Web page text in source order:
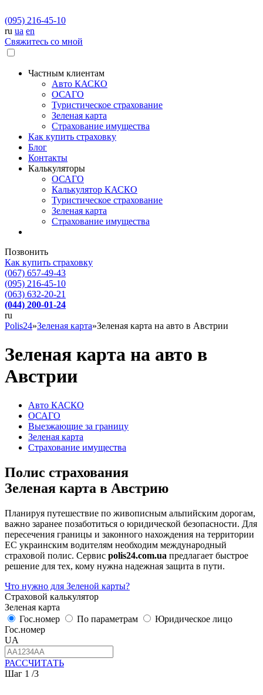
(095) 216-45-10
ru ua en
Свяжитесь со мной
Частным клиентам
Авто КАСКО
OСАГО
Туристическое страхование
Зеленая карта
Страхование имущества
Как купить страховку
Блог
Контакты
Калькуляторы
OСАГО
Калькулятор КАСКО
Туристическое страхование
Зеленая карта
Страхование имущества
Позвонить
Как купить страховку
(067) 657-49-43
(095) 216-45-10
(063) 632-20-21
(044) 200-01-24
ru
Polis24»Зеленая карта»Зеленая карта на авто в Австрии
Зеленая карта на авто в
Австрии
Авто КАСКО
OСАГО
Выезжающие за границу
Зеленая карта
Страхование имущества
Полис страхования
Зеленая карта в Австрию
Планируя путешествие по живописным альпийским дорогам,
важно заранее позаботиться о юридической безопасности. Для
пересечения границы и законного нахождения на территории
ЕС украинским водителям необходим международный
страховой полис. Сервис polis24.com.ua предлагает быстрое
решение для тех, кому нужна надежная защита в пути.
Что нужно для Зеленой карты?
Страховой калькулятор
Зеленая карта
Гос.номер
По параметрам
Юридическое лицо
Гос.номер
UA
РАССЧИТАТЬ
Шаг 1 /3